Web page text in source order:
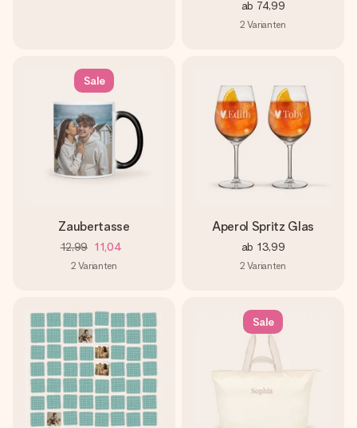
ab 74,99
2 Varianten
Sale
Zaubertasse
12,99 11,04
2 Varianten
Aperol Spritz Glas
ab 13,99
2 Varianten
Sale